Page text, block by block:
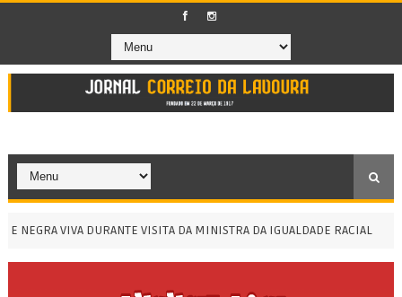
VIVA DURANTE VISITA DA MINISTRA DA IGUALDADE RACIAL